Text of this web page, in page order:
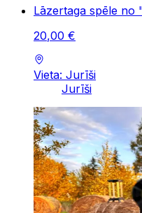
Lāzertaga spēle no
20,00 €
Vieta: Jurīši
Jurīši